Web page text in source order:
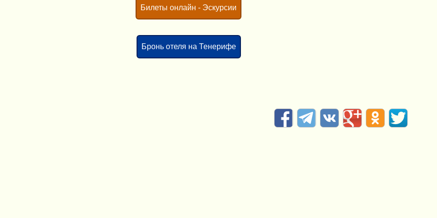
Билеты онлайн - Эскурсии
Бронь отеля на Тенерифе